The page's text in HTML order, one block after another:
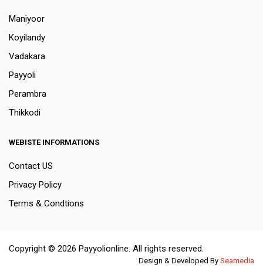
Maniyoor
Koyilandy
Vadakara
Payyoli
Perambra
Thikkodi
WEBISTE INFORMATIONS
Contact US
Privacy Policy
Terms & Condtions
Copyright © 2026 Payyolionline. All rights reserved.
Design & Developed By Seamedia